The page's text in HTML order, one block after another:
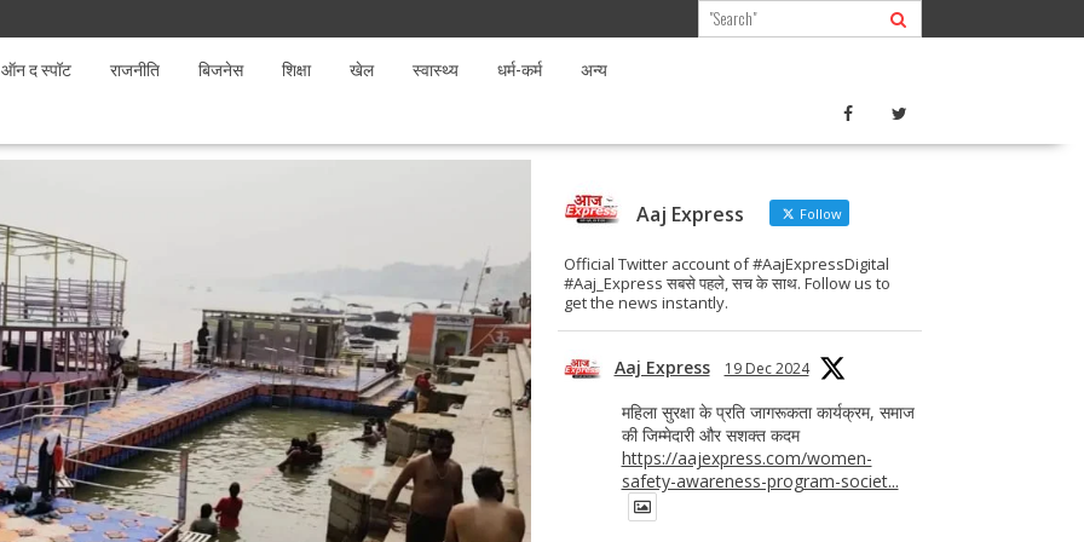
ऑन द स्पॉट राजनीति बिजनेस शिक्षा खेल स्वास्थ्य धर्म-कर्म अन्य
Aaj Express Follow
Official Twitter account of #AajExpressDigital
#Aaj_Express सबसे पहले, सच के साथ. Follow us to
get the news instantly.
Aaj Express 19 Dec 2024
महिला सुरक्षा के प्रति जागरूकता कार्यक्रम, समाज
की जिम्मेदारी और सशक्त कदम
https://aajexpress.com/women-
safety-awareness-program-societ...